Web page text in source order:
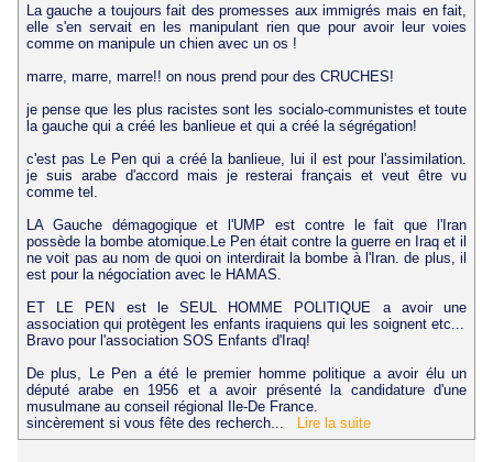
La gauche a toujours fait des promesses aux immigrés mais en fait,
elle s'en servait en les manipulant rien que pour avoir leur voies
comme on manipule un chien avec un os !
marre, marre, marre!! on nous prend pour des CRUCHES!
je pense que les plus racistes sont les socialo-communistes et toute
la gauche qui a créé les banlieue et qui a créé la ségrégation!
c'est pas Le Pen qui a créé la banlieue, lui il est pour l'assimilation.
je suis arabe d'accord mais je resterai français et veut être vu
comme tel.
LA Gauche démagogique et l'UMP est contre le fait que l'Iran
possède la bombe atomique.Le Pen était contre la guerre en Iraq et il
ne voit pas au nom de quoi on interdirait la bombe à l'Iran. de plus, il
est pour la négociation avec le HAMAS.
ET LE PEN est le SEUL HOMME POLITIQUE a avoir une
association qui protègent les enfants iraquiens qui les soignent etc...
Bravo pour l'association SOS Enfants d'Iraq!
De plus, Le Pen a été le premier homme politique a avoir élu un
député arabe en 1956 et a avoir présenté la candidature d'une
musulmane au conseil régional Ile-De France.
sincèrement si vous fête des recherch...
Lire la suite